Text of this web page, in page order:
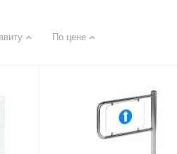
По цене